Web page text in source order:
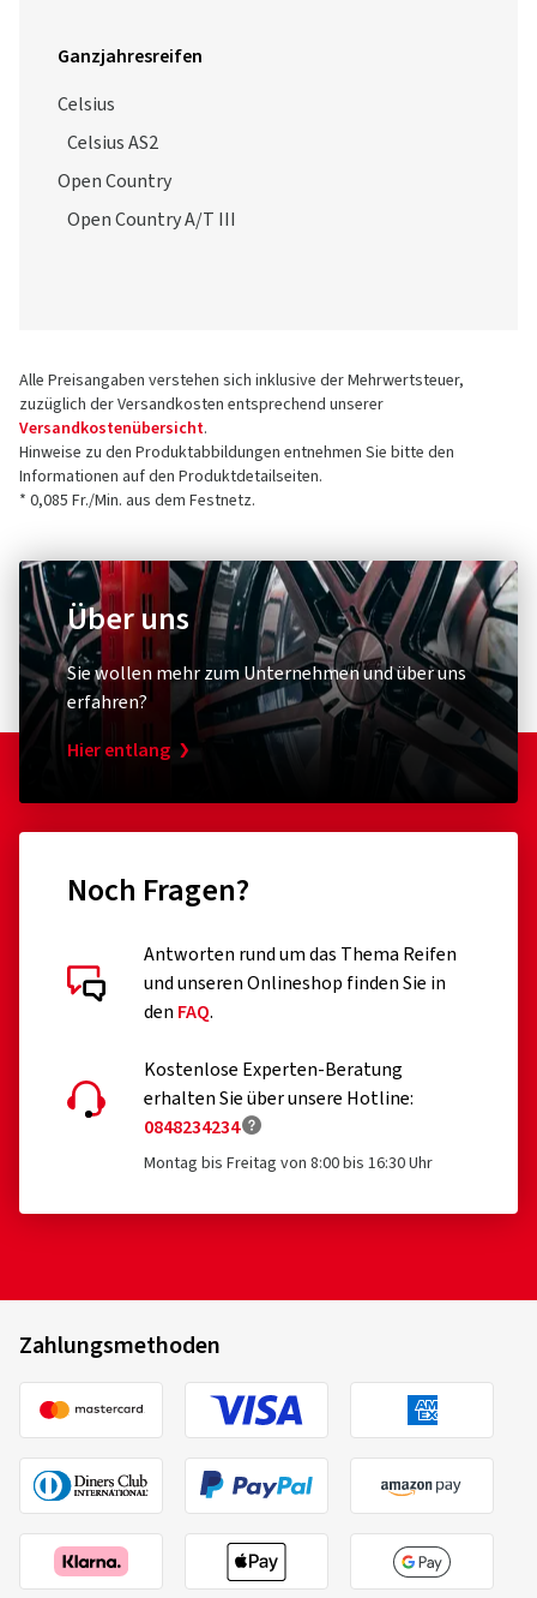
Ganzjahresreifen
Celsius
Celsius AS2
Open Country
Open Country A/T III
Alle Preisangaben verstehen sich inklusive der Mehrwertsteuer,
zuzüglich der Versandkosten entsprechend unserer
Versandkostenübersicht.
Hinweise zu den Produktabbildungen entnehmen Sie bitte den
Informationen auf den Produktdetailseiten.
* 0,085 Fr./Min. aus dem Festnetz.
Über uns
Sie wollen mehr zum Unternehmen und über uns
erfahren?
Hier entlang
Noch Fragen?
Antworten rund um das Thema Reifen
und unseren Onlineshop finden Sie in
den FAQ.
Kostenlose Experten-Beratung
erhalten Sie über unsere Hotline:
0848234234
Montag bis Freitag von 8:00 bis 16:30 Uhr
Zahlungsmethoden